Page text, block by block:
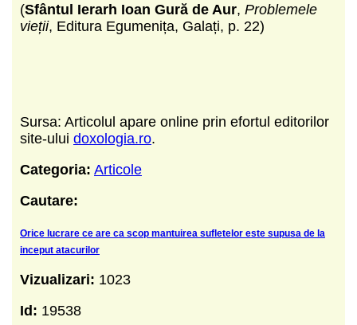
(Sfântul Ierarh Ioan Gură de Aur, Problemele
vieții, Editura Egumenița, Galați, p. 22)
Sursa: Articolul apare online prin efortul editorilor
site-ului doxologia.ro.
Categoria: Articole
Cautare:
Orice lucrare ce are ca scop mantuirea sufletelor este supusa de la
inceput atacurilor
Vizualizari: 1023
Id: 19538